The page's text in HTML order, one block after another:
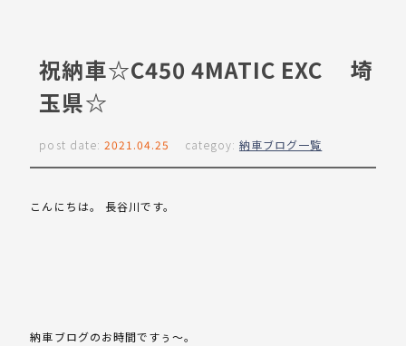
祝納車☆C450 4MATIC EXC 埼
玉県☆
post date: 2021.04.25 categoy: 納車ブログ一覧
こんにちは。 長谷川です。
納車ブログのお時間ですぅ～。